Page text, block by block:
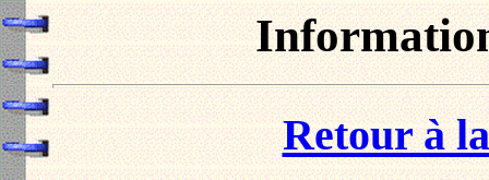
Retour à